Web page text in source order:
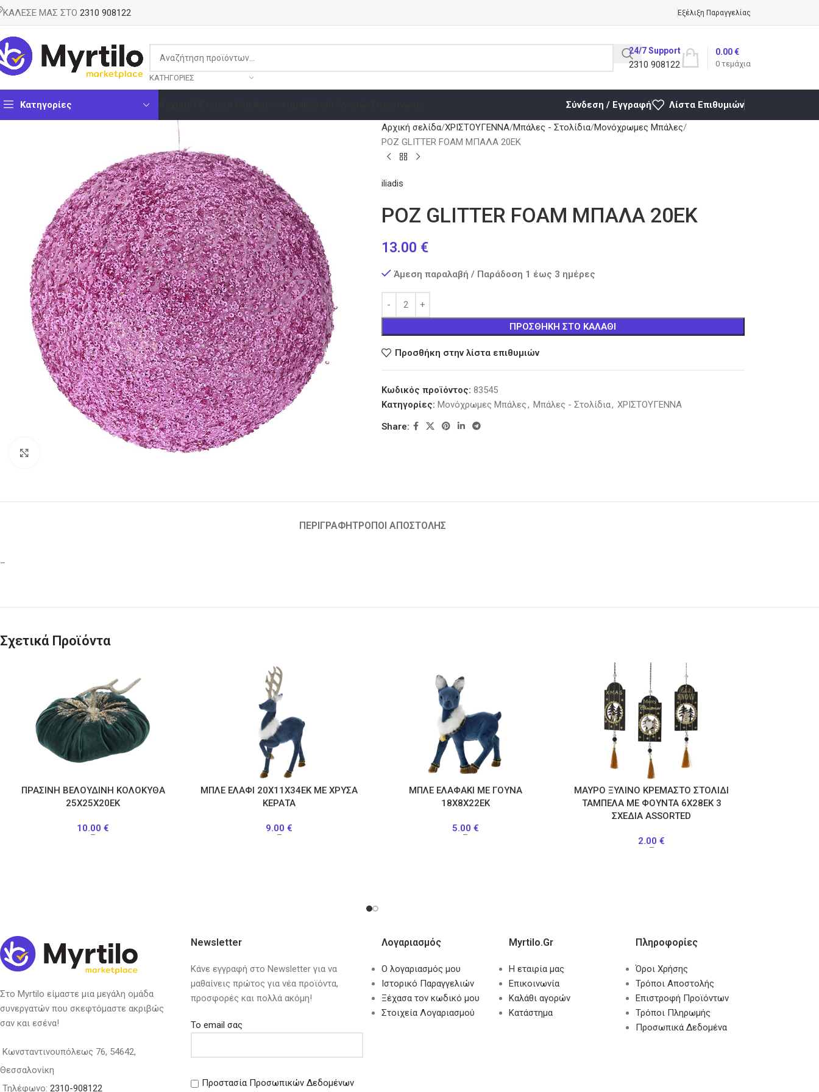
ΚΑΛΕΣΕ ΜΑΣ ΣΤΟ 2310 908122 Εξέλιξη Παραγγελίας
ΚΑΤΗΓΟΡΊΕΣ
24/7 Support
2310 908122 0 τεμάχια
0.00€
Κατηγορίες Σύνδεση / Εγγραφή Λίστα Επιθυμιών
Αρχική σελίδα ΧΡΙΣΤΟΥΓΕΝΝΑ Μπάλες - Στολίδια Μονόχρωμες Μπάλες
ΡΟΖ GLITTER FOAM ΜΠΑΛΑ 20ΕΚ
iliadis
ΡΟΖ GLITTER FOAM ΜΠΑΛΑ 20ΕΚ
13.00 €
Άμεση παραλαβή / Παράδοση 1 έως 3 ημέρες
ΠΡΟΣΘΉΚΗ ΣΤΟ ΚΑΛΆΘΙ
Προσθήκη στην λίστα επιθυμιών
Κωδικός προϊόντος: 83545
Κατηγορίες: Μονόχρωμες Μπάλες, Μπάλες - Στολίδια, ΧΡΙΣΤΟΥΓΕΝΝΑ
Share:
ΠΕΡΙΓΡΑΦΉΤΡΟΠΟΙ ΑΠΟΣΤΟΛΗΣ
–
Σχετικά Προϊόντα
ΠΡΑΣΙΝΗ ΒΕΛΟΥΔΙΝΗ ΚΟΛΟΚΥΘΑ
25Χ25Χ20ΕΚ
10.00€
–
ΜΠΛΕ ΕΛΑΦΙ 20Χ11Χ34ΕΚ ΜΕ ΧΡΥΣΑ
ΚΕΡΑΤΑ
9.00€
–
ΜΠΛΕ ΕΛΑΦΑΚΙ ΜΕ ΓΟΥΝΑ
18Χ8Χ22ΕΚ
5.00 €
–
ΜΑΥΡΟ ΞΥΛΙΝΟ ΚΡΕΜΑΣΤΟ ΣΤΟΛΙΔΙ
ΤΑΜΠΕΛΑ ΜΕ ΦΟΥΝΤΑ 6Χ28ΕΚ 3
ΣΧΕΔΙΑ ASSORTED
2.00€
–
Στο Myrtilo είμαστε μια μεγάλη ομάδα
συνεργατών που σκεφτόμαστε ακριβώς
σαν και εσένα!
Κωνσταντινουπόλεως 76, 54642,
Θεσσαλονίκη
Τηλέφωνο: 2310-908122
Newsletter
Κάνε εγγραφή στο Newsletter για να
μαθαίνεις πρώτος για νέα προϊόντα,
προσφορές και πολλά ακόμη!
Το email σας
Προστασία Προσωπικών Δεδομένων
Λογαριασμός
Ο λογαριασμός μου
Ιστορικό Παραγγελιών
Ξέχασα τον κωδικό μου
Στοιχεία Λογαριασμού
Myrtilo.gr
Η εταιρία μας
Επικοινωνία
Καλάθι αγορών
Κατάστημα
Πληροφορίες
Όροι Χρήσης
Τρόποι Αποστολής
Επιστροφή Προϊόντων
Τρόποι Πληρωμής
Προσωπικά Δεδομένα